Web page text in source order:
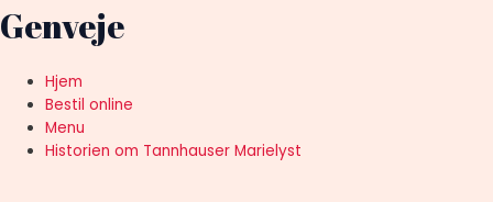
Genveje
Hjem
Bestil online
Menu
Historien om Tannhauser Marielyst